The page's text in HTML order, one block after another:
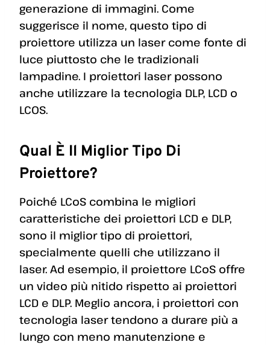
generazione di immagini. Come
suggerisce il nome, questo tipo di
proiettore utilizza un laser come fonte di
luce piuttosto che le tradizionali
lampadine. I proiettori laser possono
anche utilizzare la tecnologia DLP, LCD o
LCOS.
Qual È Il Miglior Tipo Di
Proiettore?
Poiché LCoS combina le migliori
caratteristiche dei proiettori LCD e DLP,
sono il miglior tipo di proiettori,
specialmente quelli che utilizzano il
laser. Ad esempio, il proiettore LCoS offre
un video più nitido rispetto ai proiettori
LCD e DLP. Meglio ancora, i proiettori con
tecnologia laser tendono a durare più a
lungo con meno manutenzione e